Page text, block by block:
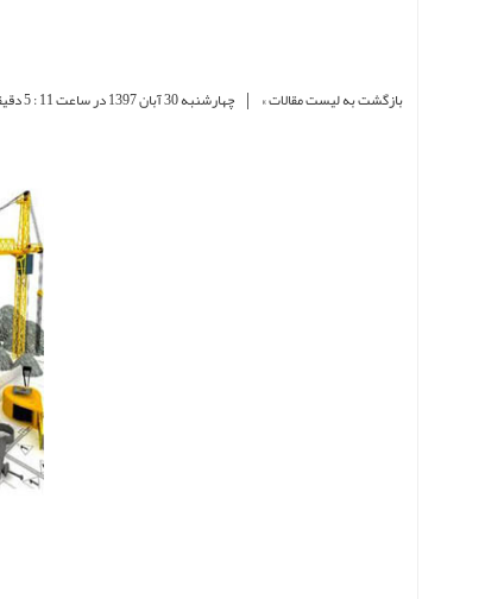
بازگشت به لیست مقالات » | چهارشنبه 30 آبان 1397 در ساعت 11 : 5 دقیقه